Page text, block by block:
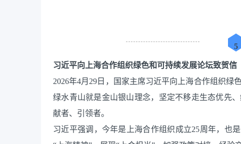
5
习近平向上海合作组织绿色和可持续发展论坛致贺信
2026年4月29日，国家主席习近平向上海合作组织
绿水青山就是金山银山理念，坚定不移走生态优先
献者、引领者。
习近平强调，今年是上海合作组织成立25周年，也